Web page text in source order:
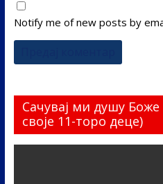
Notify me of new posts by
Сачувај ми душу
своје 11-торо деце)